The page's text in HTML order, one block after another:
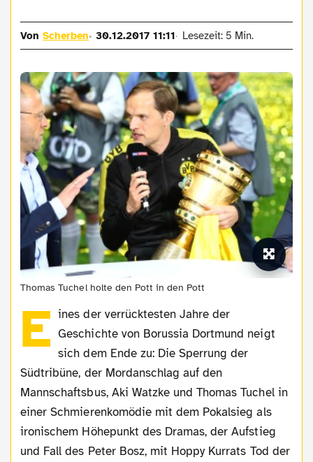
VonScherben 30.12.2017 11:11 Lesezeit: 5 Min.
Thomas Tuchel holte den Pott in den Pott
E ines der verrücktesten Jahre der
Geschichte von Borussia Dortmund neigt
sich dem Ende zu: Die Sperrung der
Südtribüne, der Mordanschlag auf den
Mannschaftsbus, Aki Watzke und Thomas Tuchel in
einer Schmierenkomödie mit dem Pokalsieg als
ironischem Höhepunkt des Dramas, der Aufstieg
und Fall des Peter Bosz, mit Hoppy Kurrats Tod der